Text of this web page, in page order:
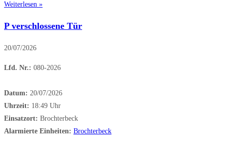
Weiterlesen »
P verschlossene Tür
20/07/2026
Lfd. Nr.: 080-2026
Datum: 20/07/2026
Uhrzeit: 18:49 Uhr
Einsatzort: Brochterbeck
Alarmierte Einheiten: Brochterbeck